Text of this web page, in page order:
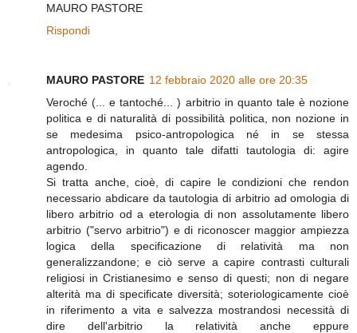
MAURO PASTORE
Rispondi
MAURO PASTORE 12 febbraio 2020 alle ore 20:35
Veroché (... e tantoché... ) arbitrio in quanto tale è nozione
politica e di naturalità di possibilità politica, non nozione in
se medesima psico-antropologica né in se stessa
antropologica, in quanto tale difatti tautologia di: agire
agendo.
Si tratta anche, cioè, di capire le condizioni che rendon
necessario abdicare da tautologia di arbitrio ad omologia di
libero arbitrio od a eterologia di non assolutamente libero
arbitrio ("servo arbitrio") e di riconoscer maggior ampiezza
logica della specificazione di relatività ma non
generalizzandone; e ciò serve a capire contrasti culturali
religiosi in Cristianesimo e senso di questi; non di negare
alterità ma di specificate diversità; soteriologicamente cioè
in riferimento a vita e salvezza mostrandosi necessità di
dire dell'arbitrio la relatività anche eppure